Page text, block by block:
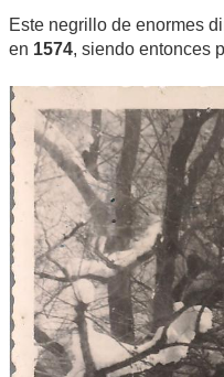
Este negrillo de enormes
en 1574, siendo entonces